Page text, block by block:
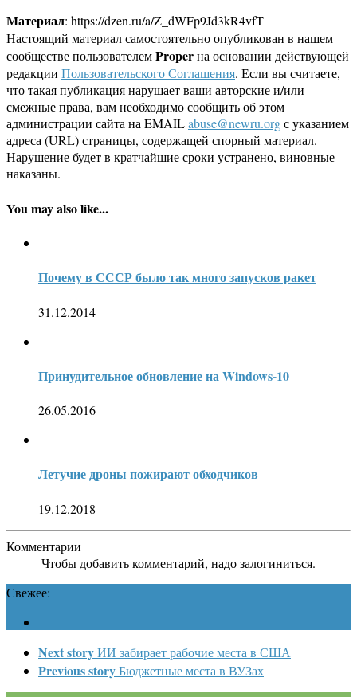
Материал: https://dzen.ru/a/Z_dWFp9Jd3kR4vfT
Настоящий материал самостоятельно опубликован в нашем
сообществе пользователемProperна основании действующей
редакции Пользовательского Соглашения. Если вы считаете,
что такая публикация нарушает ваши авторские и/или
смежные права, вам необходимо сообщить об этом
администрации сайта на EMAILabuse@newru.orgс указанием
адреса (URL) страницы, содержащей спорный материал.
Нарушение будет в кратчайшие сроки устранено, виновные
наказаны.
You may also like...
Почему в СССР было так много запусков ракет
31.12.2014
Принудительное обновление на Windows-10
26.05.2016
Летучие дроны пожирают обходчиков
19.12.2018
Комментарии
Чтобы добавить комментарий, надо залогиниться.
Свежее:
Next storyИИ забирает рабочие места в США
Previous storyБюджетные места в ВУЗах